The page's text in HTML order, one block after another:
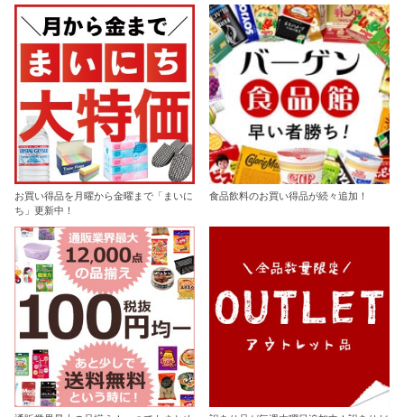
お買い得品を月曜から金曜まで「まいに
ち」更新中！
食品飲料のお買い得品が続々追加！